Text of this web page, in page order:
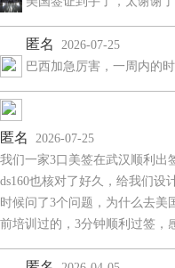
匿名 2026-07-25
巴西加急厉害，一周内的
匿名 2026-07-25
我们一家3口美签在武汉顺利出
ds160也核对了好久，给我们设
时候问了3个问题，为什么去美
前培训过的，3分钟顺利过签，